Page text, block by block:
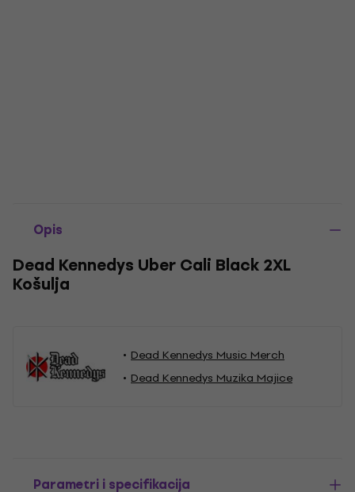
Opis
Dead Kennedys Uber Cali Black 2XL
Košulja
Dead Kennedys Music Merch
Dead Kennedys Muzika Majice
Parametri i specifikacija